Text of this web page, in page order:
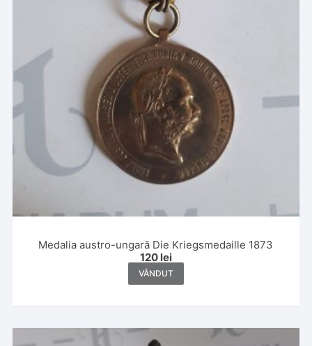
Medalia austro-ungară Die Kriegsmedaille 1873
120 lei
VÂNDUT